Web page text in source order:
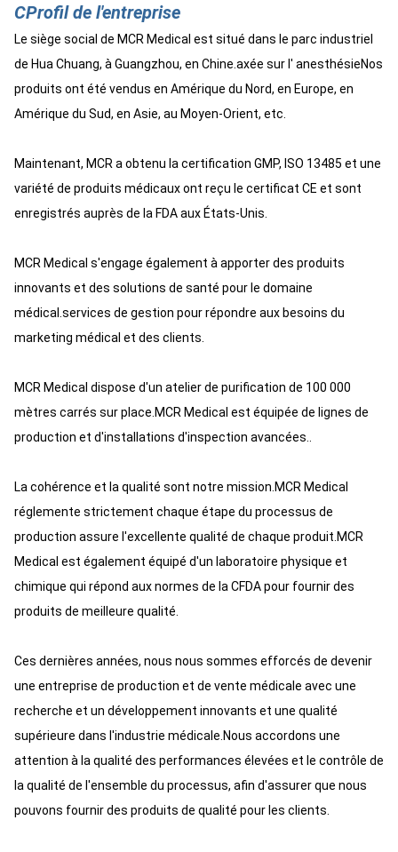
CProfil de l'entreprise
Le siège social de MCR Medical est situé dans le parc industriel
de Hua Chuang, à Guangzhou, en Chine.axée sur l' anesthésieNos
produits ont été vendus en Amérique du Nord, en Europe, en
Amérique du Sud, en Asie, au Moyen-Orient, etc.
Maintenant, MCR a obtenu la certification GMP, ISO 13485 et une
variété de produits médicaux ont reçu le certificat CE et sont
enregistrés auprès de la FDA aux États-Unis.
MCR Medical s'engage également à apporter des produits
innovants et des solutions de santé pour le domaine
médical.services de gestion pour répondre aux besoins du
marketing médical et des clients.
MCR Medical dispose d'un atelier de purification de 100 000
mètres carrés sur place.MCR Medical est équipée de lignes de
production et d'installations d'inspection avancées..
La cohérence et la qualité sont notre mission.MCR Medical
réglemente strictement chaque étape du processus de
production assure l'excellente qualité de chaque produit.MCR
Medical est également équipé d'un laboratoire physique et
chimique qui répond aux normes de la CFDA pour fournir des
produits de meilleure qualité.
Ces dernières années, nous nous sommes efforcés de devenir
une entreprise de production et de vente médicale avec une
recherche et un développement innovants et une qualité
supérieure dans l'industrie médicale.Nous accordons une
attention à la qualité des performances élevées et le contrôle de
la qualité de l'ensemble du processus, afin d'assurer que nous
pouvons fournir des produits de qualité pour les clients.